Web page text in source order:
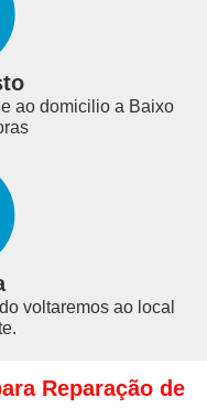
ao domicilio a Baixo
voltaremos ao local
Reparação de